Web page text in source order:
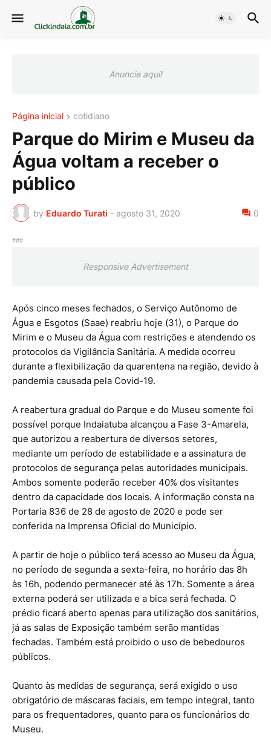
Anuncie aqui!
Página inicial cotidiano
Parque do Mirim e Museu da
Água voltam a receber o
público
by Eduardo Turati - agosto 31, 2020 0
###
Responsive Advertisement
Após cinco meses fechados, o Serviço Autônomo de
Água e Esgotos (Saae) reabriu hoje (31), o Parque do
Mirim e o Museu da Água com restrições e atendendo os
protocolos da Vigilância Sanitária. A medida ocorreu
durante a flexibilização da quarentena na região, devido à
pandemia causada pela Covid-19.
A reabertura gradual do Parque e do Museu somente foi
possível porque Indaiatuba alcançou a Fase 3-Amarela,
que autorizou a reabertura de diversos setores,
mediante um período de estabilidade e a assinatura de
protocolos de segurança pelas autoridades municipais.
Ambos somente poderão receber 40% dos visitantes
dentro da capacidade dos locais. A informação consta na
Portaria 836 de 28 de agosto de 2020 e pode ser
conferida na Imprensa Oficial do Município.
A partir de hoje o público terá acesso ao Museu da Água,
no período de segunda a sexta-feira, no horário das 8h
às 16h, podendo permanecer até às 17h. Somente a área
externa poderá ser utilizada e a bica será fechada. O
prédio ficará aberto apenas para utilização dos sanitários,
já as salas de Exposição também serão mantidas
fechadas. Também está proibido o uso de bebedouros
públicos.
Quanto às medidas de segurança, será exigido o uso
obrigatório de máscaras faciais, em tempo integral, tanto
para os frequentadores, quanto para os funcionários do
Museu.